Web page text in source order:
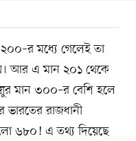
মধ্যে গেলেই তা
আর এ মান ২০১ থেকে
মান ৩০০–র বেশি হলে
ভারতের রাজধানী
৬৮০! এ তথ্য দিয়েছে